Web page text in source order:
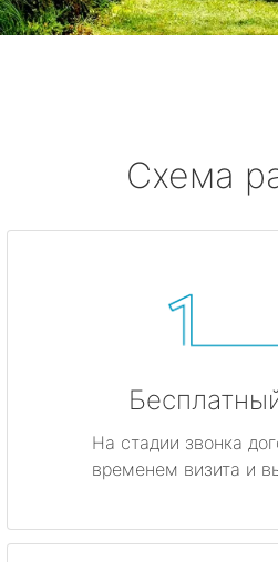
Схема
На стадии звонка
временем визита и